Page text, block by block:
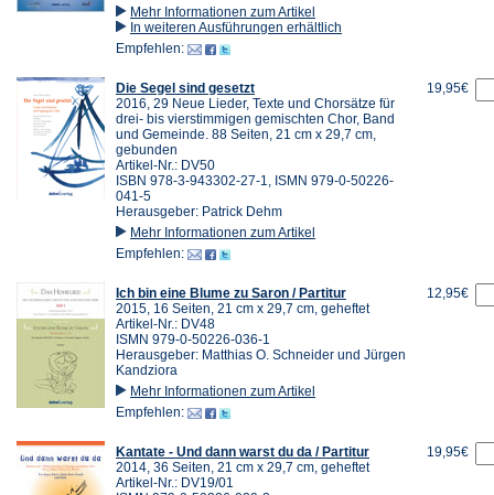
Mehr Informationen zum Artikel
In weiteren Ausführungen erhältlich
Empfehlen:
Die Segel sind gesetzt
2016, 29 Neue Lieder, Texte und Chorsätze für
drei- bis vierstimmigen gemischten Chor, Band
und Gemeinde. 88 Seiten, 21 cm x 29,7 cm,
gebunden
Artikel-Nr.: DV50
ISBN 978-3-943302-27-1, ISMN 979-0-50226-
041-5
Herausgeber: Patrick Dehm
Mehr Informationen zum Artikel
Empfehlen:
19,95€
Ich bin eine Blume zu Saron / Partitur
2015, 16 Seiten, 21 cm x 29,7 cm, geheftet
Artikel-Nr.: DV48
ISMN 979-0-50226-036-1
Herausgeber: Matthias O. Schneider und Jürgen
Kandziora
Mehr Informationen zum Artikel
Empfehlen:
12,95€
Kantate - Und dann warst du da / Partitur
2014, 36 Seiten, 21 cm x 29,7 cm, geheftet
Artikel-Nr.: DV19/01
19,95€